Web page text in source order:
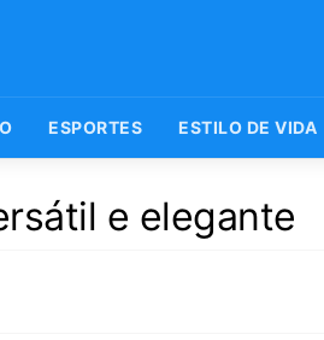
ESPORTES ESTILO DE VIDA
e elegante